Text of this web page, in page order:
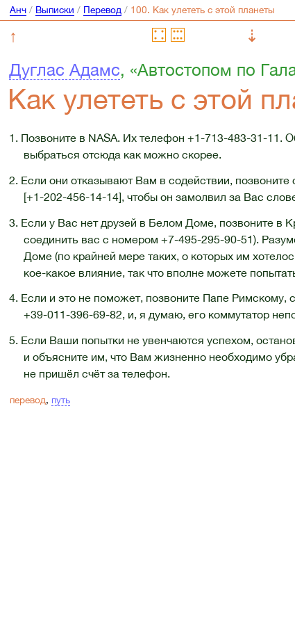
Анч/ Выписки / Перевод/
↑ ⇣
Дуглас Адамс, «Автостопом по
Как улететь с этой
1. Позвоните в NASA. Их телефон +1-713-483-31-11 .
выбраться отсюда как можно скорее.
2. Если они отказывают Вам в содействии,
[+1-202-456-14-14], чтобы он замолвил за Вас
3. Если у Вас нет друзей в Белом Доме, позвоните в
соединить вас с номером +7-495-295-90-51).
Доме (по крайней мере таких, о которых им
кое-какое влияние, так что вполне можете
4. Если и это не поможет, позвоните Папе Римскому,
+39-011-396-69-82, и, я думаю, его коммутатор
5. Если Ваши попытки не увенчаются успехом,
и объясните им, что Вам жизненно необходимо
не пришёл счёт за телефон.
перевод, путь